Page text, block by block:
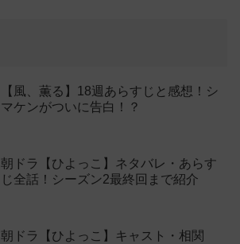
【風、薫る】18週あらすじと感想！シ
マケンがついに告白！？
朝ドラ【ひよっこ】ネタバレ・あらす
じ全話！シーズン2最終回まで紹介
朝ドラ【ひよっこ】キャスト・相関